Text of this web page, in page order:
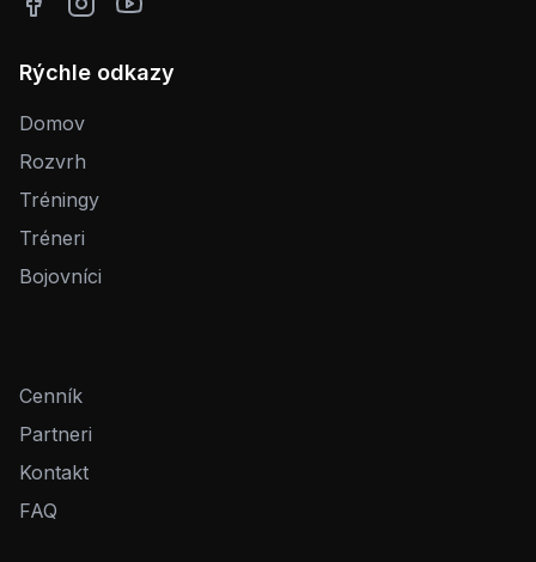
Rýchle odkazy
Domov
Rozvrh
Tréningy
Tréneri
Bojovníci
Cenník
Partneri
Kontakt
FAQ